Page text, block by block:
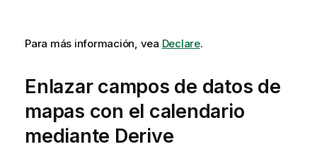
Para más información, vea Declare.
Enlazar campos de datos de
mapas con el calendario
mediante Derive